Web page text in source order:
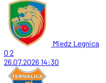
Miedz Legnica
0 2
26.07.2026 14:30